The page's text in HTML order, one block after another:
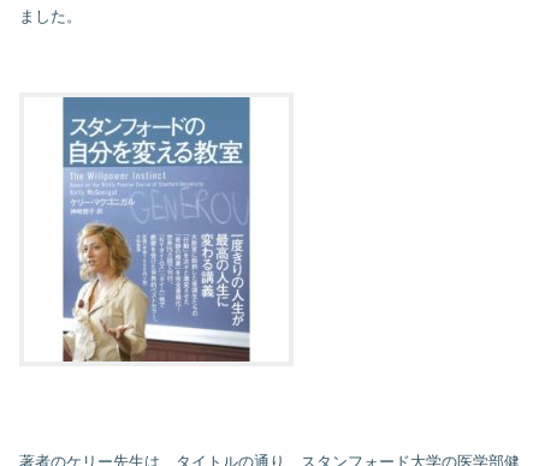
ました。
著者のケリー先生は、タイトルの通り、スタンフォード大学の医学部健